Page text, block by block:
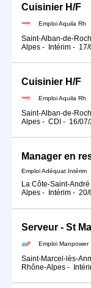
Cuisinier H/F
Emploi Aquila Rh
Saint-Alban-de-
Alpes - Intérim - 17/
Cuisinier H/F
Emploi Aquila Rh
Saint-Alban-de-
Alpes - CDI - 16/
Manager en
Emploi Adéquat Intérim
La Côte-Saint-
Alpes - Intérim - 20/
Serveur - St
Emploi Manpower
Saint-Marcel-lès-
Rhône-Alpes -